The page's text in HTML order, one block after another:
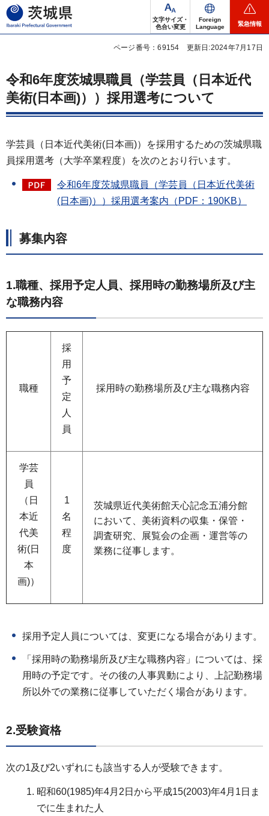
茨城県
文字サイズ・
色合い変更
Foreign
Language
緊急情報
ページ番号：69154 更新日:2024年7月17日
令和6年度茨城県職員（学芸員（日本近代
美術(日本画)））採用選考について
学芸員（日本近代美術(日本画)）を採用するための茨城県職
員採用選考（大学卒業程度）を次のとおり行います。
令和6年度茨城県職員（学芸員（日本近代美術
(日本画)））採用選考案内（PDF：190KB）
募集内容
1.職種、採用予定人員、採用時の勤務場所及び主
な職務内容
職種
採
用
予
定
人
員
採用時の勤務場所及び主な職務内容
学芸
員
（日
本近
代美
術(日
本
画)）
1
名
程
度
茨城県近代美術館天心記念五浦分館
において、美術資料の収集・保管・
調査研究、展覧会の企画・運営等の
業務に従事します。
採用予定人員については、変更になる場合があります。
「採用時の勤務場所及び主な職務内容」については、採
用時の予定です。その後の人事異動により、上記勤務場
所以外での業務に従事していただく場合があります。
2.受験資格
次の1及び2いずれにも該当する人が受験できます。
昭和60(1985)年4月2日から平成15(2003)年4月1日ま
でに生まれた人